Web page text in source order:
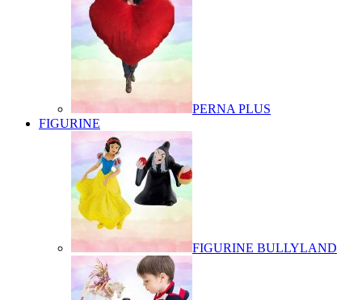
PERNA PLUS
FIGURINE
FIGURINE BULLYLAND